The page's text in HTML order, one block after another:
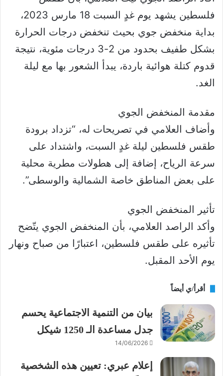
فلسطين يشهد يوم غدٍ السبت 18 مارس 2023،
بداية منخفض جوي بحيث تنخفض درجات الحرارة
بشكل طفيف بحدود من 2-3 درجات مئوية، نتيجة
قدوم كتلة هوائية باردة، يبدأ الشعور بها مع ليلة
الغد.
مقدمة المنخفض الجوي
وأضاف العلامي في تصريحات له، “تزداد برودة
طقس فلسطين ليلة غدٍ السبت، واشتداد على
سرعة الرياح، إضافة إلى هطولات مطرية محلية
على بعض المناطق خاصة الشمالية والوسطى”.
تأثير المنخفض الجوي
وأكد الراصد العلامي، بأن المنخفض الجوي يتّضح
تأثيره على طقس فلسطين، اعتبارًا من صباح ونهار
يوم الأحد المقبل.
أقرأ/ي أيضاً
بيان من التنمية الاجتماعية يحسم
جدل مساعدة الـ 1250 شيكل
14/06/2026
إعلام عبري: تعيين هذه الشخصية